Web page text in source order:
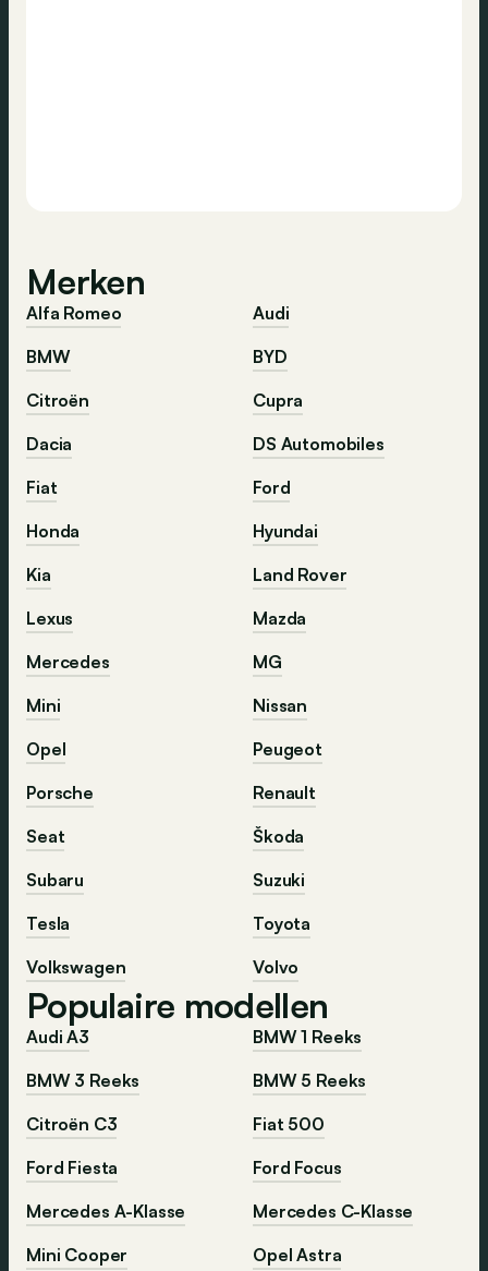
Merken
Alfa Romeo
Audi
BMW
BYD
Citroën
Cupra
Dacia
DS Automobiles
Fiat
Ford
Honda
Hyundai
Kia
Land Rover
Lexus
Mazda
Mercedes
MG
Mini
Nissan
Opel
Peugeot
Porsche
Renault
Seat
Škoda
Subaru
Suzuki
Tesla
Toyota
Volkswagen
Volvo
Populaire modellen
Audi A3
BMW 1 Reeks
BMW 3 Reeks
BMW 5 Reeks
Citroën C3
Fiat 500
Ford Fiesta
Ford Focus
Mercedes A-Klasse
Mercedes C-Klasse
Mini Cooper
Opel Astra